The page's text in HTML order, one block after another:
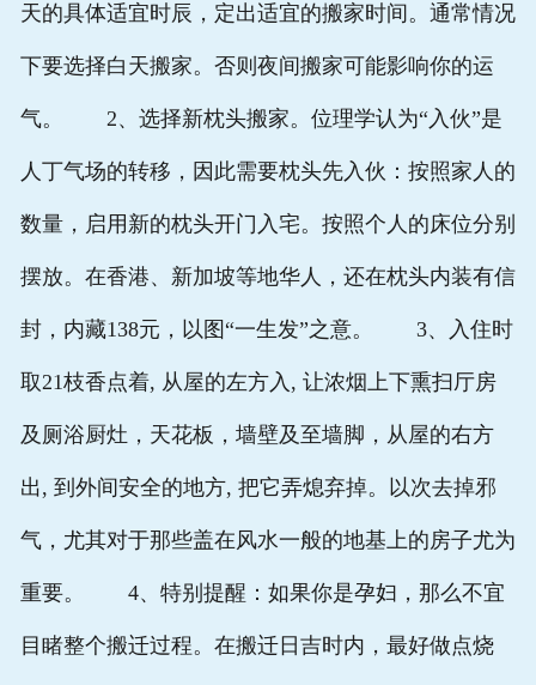
天的具体适宜时辰，定出适宜的搬家时间。通常情况
下要选择白天搬家。否则夜间搬家可能影响你的运
气。 2、选择新枕头搬家。位理学认为“入伙”是
人丁气场的转移，因此需要枕头先入伙：按照家人的
数量，启用新的枕头开门入宅。按照个人的床位分别
摆放。在香港、新加坡等地华人，还在枕头内装有信
封，内藏138元，以图“一生发”之意。 3、入住时
取21枝香点着, 从屋的左方入, 让浓烟上下熏扫厅房
及厕浴厨灶，天花板，墙壁及至墙脚，从屋的右方
出, 到外间安全的地方, 把它弄熄弃掉。以次去掉邪
气，尤其对于那些盖在风水一般的地基上的房子尤为
重要。 4、特别提醒：如果你是孕妇，那么不宜
目睹整个搬迁过程。在搬迁日吉时内，最好做点烧